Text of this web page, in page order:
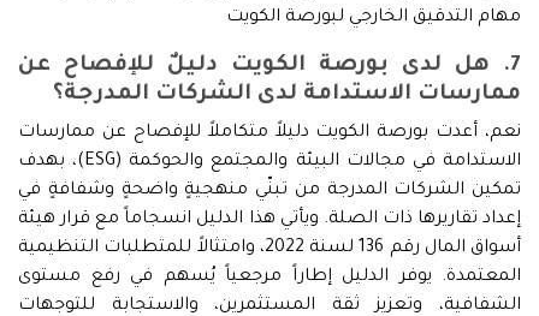
مهام التدقيق الخارجي لبورصة الكويت
7. هل لدى بورصة الكويت دليلٌ للإفصاح عن
ممارسات الاستدامة لدى الشركات المدرجة؟
نعم، أعدت بورصة الكويت دليلاً متكاملاً للإفصاح عن ممارسات
الاستدامة في مجالات البيئة والمجتمع والحوكمة (ESG)، بهدف
تمكين الشركات المدرجة من تبنّي منهجيةٍ واضحةٍ وشفافةٍ في
إعداد تقاريرها ذات الصلة. ويأتي هذا الدليل انسجاماً مع قرار هيئة
أسواق المال رقم 136 لسنة 2022، وامتثالاً للمتطلبات التنظيمية
المعتمدة. يوفر الدليل إطاراً مرجعياً يُسهم في رفع مستوى
الشفافية، وتعزيز ثقة المستثمرين، والاستجابة للتوجهات